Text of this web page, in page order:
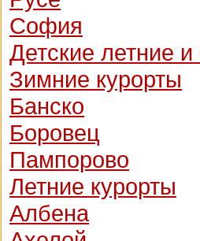
София
Детские летние
Зимние курорты
Банско
Боровец
Пампорово
Летние курорты
Албена